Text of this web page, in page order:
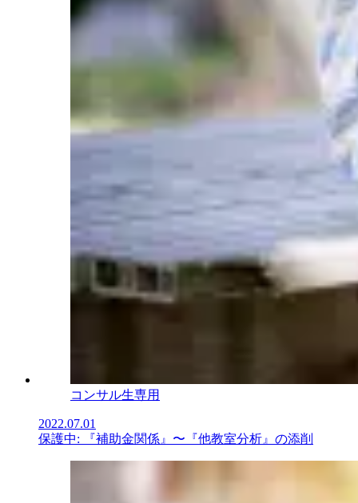
コンサル生専用
2022.07.01
保護中: 『補助金関係』〜『他教室分析』の添削